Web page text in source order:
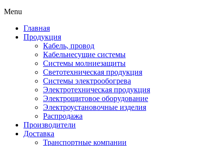
Menu
Главная
Продукция
Кабель, провод
Кабельнесущие системы
Системы молниезащиты
Светотехническая продукция
Системы электрообогрева
Электротехническая продукция
Электрощитовое оборудование
Электроустановочные изделия
Распродажа
Производители
Доставка
Транспортные компании